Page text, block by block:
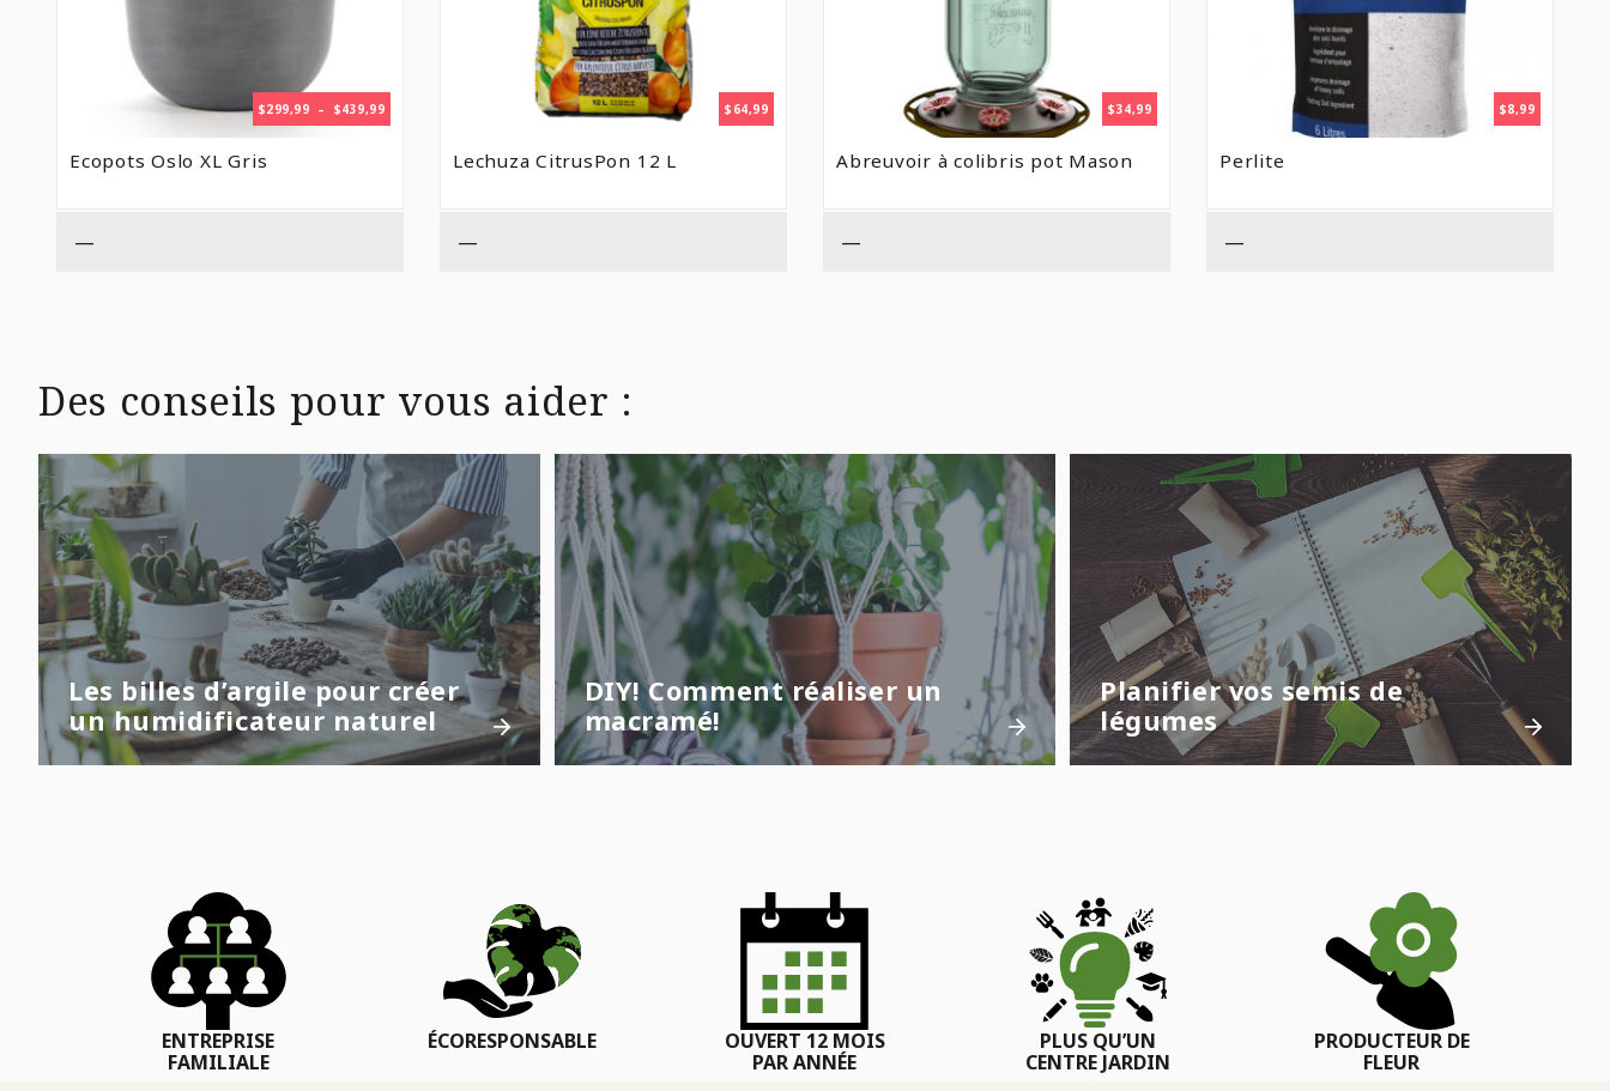
$299,99 – $439,99PLAGE
DE
Ecopots Oslo XL Gris
—
$ 64,99
Lechuza CitrusPon 12 L
—
$34,99
Abreuvoir à colibris pot Mason
—
$8,99
Perlite
—
Des conseils pour vous aider :
Les billes d’argile pour créer
un humidificateur naturel
DIY! Comment réaliser un
macramé!
Planifier vos semis de
légumes
ENTREPRISE
FAMILIALE
ÉCORESPONSABLE
OUVERT 12 MOIS
PAR ANNÉE
PLUS QU’UN
CENTRE JARDIN
PRODUCTEUR DE
FLEUR